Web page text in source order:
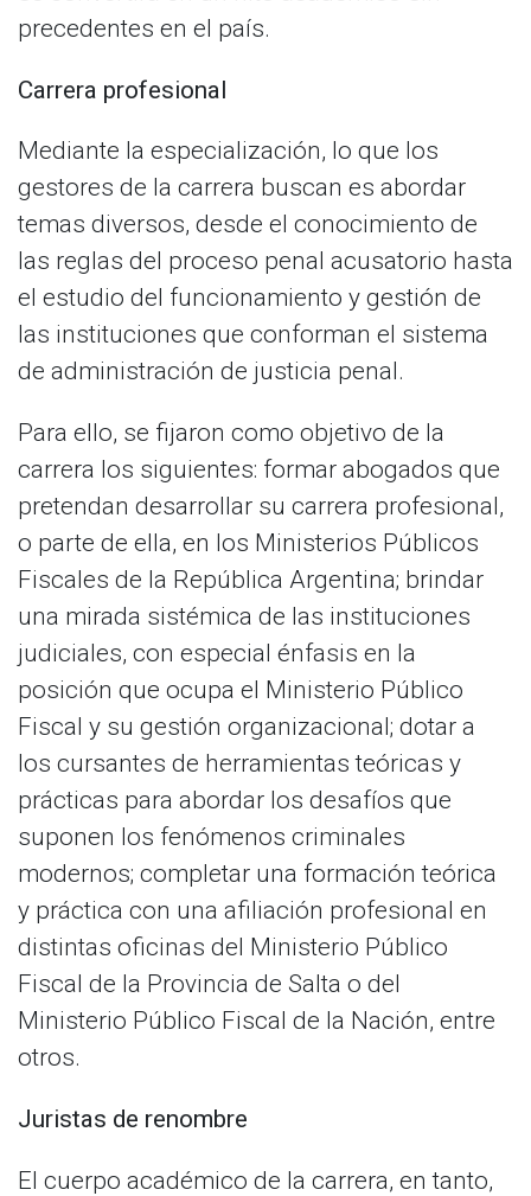
precedentes en el país.
Carrera profesional
Mediante la especialización, lo que los
gestores de la carrera buscan es abordar
temas diversos, desde el conocimiento de
las reglas del proceso penal acusatorio hasta
el estudio del funcionamiento y gestión de
las instituciones que conforman el sistema
de administración de justicia penal.
Para ello, se fijaron como objetivo de la
carrera los siguientes: formar abogados que
pretendan desarrollar su carrera profesional,
o parte de ella, en los Ministerios Públicos
Fiscales de la República Argentina; brindar
una mirada sistémica de las instituciones
judiciales, con especial énfasis en la
posición que ocupa el Ministerio Público
Fiscal y su gestión organizacional; dotar a
los cursantes de herramientas teóricas y
prácticas para abordar los desafíos que
suponen los fenómenos criminales
modernos; completar una formación teórica
y práctica con una afiliación profesional en
distintas oficinas del Ministerio Público
Fiscal de la Provincia de Salta o del
Ministerio Público Fiscal de la Nación, entre
otros.
Juristas de renombre
El cuerpo académico de la carrera, en tanto,